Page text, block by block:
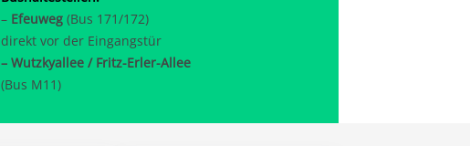
– Efeuweg (Bus 171/172)
direkt vor der Eingangstür
– Wutzkyallee / Fritz-Erler-Allee
(Bus M11)